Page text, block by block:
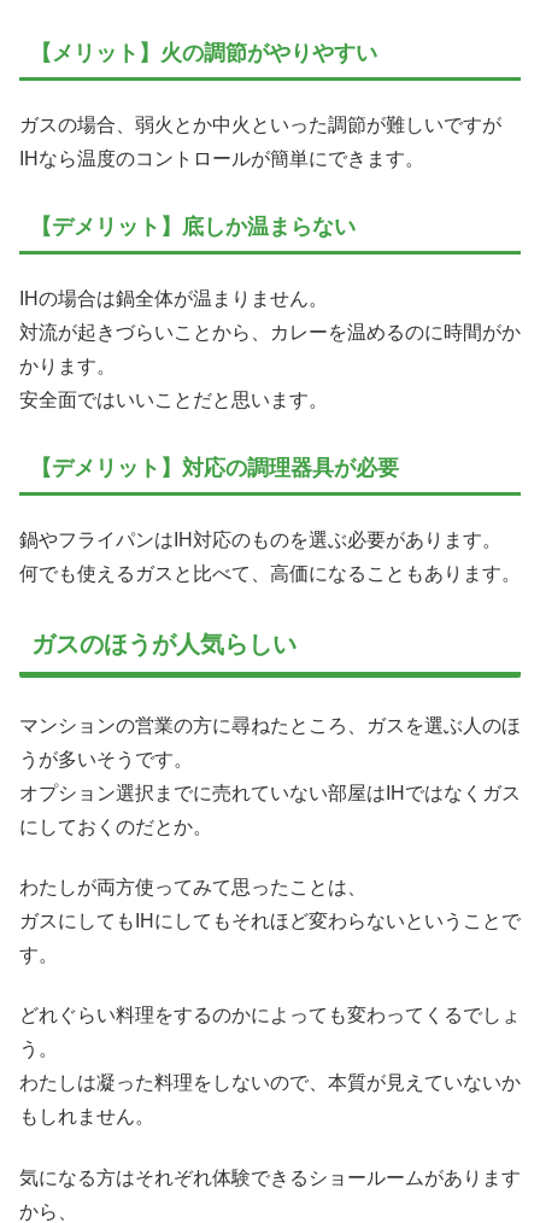
【メリット】火の調節がやりやすい
ガスの場合、弱火とか中火といった調節が難しいですが
IHなら温度のコントロールが簡単にできます。
【デメリット】底しか温まらない
IHの場合は鍋全体が温まりません。
対流が起きづらいことから、カレーを温めるのに時間がか
かります。
安全面ではいいことだと思います。
【デメリット】対応の調理器具が必要
鍋やフライパンはIH対応のものを選ぶ必要があります。
何でも使えるガスと比べて、高価になることもあります。
ガスのほうが人気らしい
マンションの営業の方に尋ねたところ、ガスを選ぶ人のほ
うが多いそうです。
オプション選択までに売れていない部屋はIHではなくガス
にしておくのだとか。
わたしが両方使ってみて思ったことは、
ガスにしてもIHにしてもそれほど変わらないということで
す。
どれぐらい料理をするのかによっても変わってくるでしょ
う。
わたしは凝った料理をしないので、本質が見えていないか
もしれません。
気になる方はそれぞれ体験できるショールームがあります
から、